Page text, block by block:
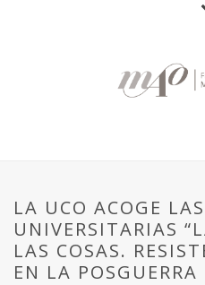
LA UCO ACOGE
UNIVERSITARIAS
LAS COSAS.
EN LA POSGUERRA